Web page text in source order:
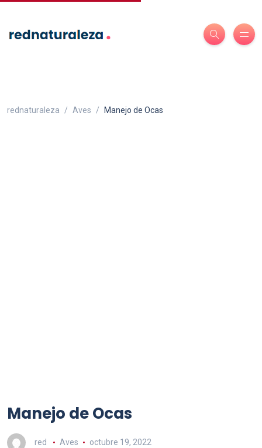
rednaturaleza Aves Manejo de Ocas
Manejo de Ocas
red Aves octubre 19, 2022